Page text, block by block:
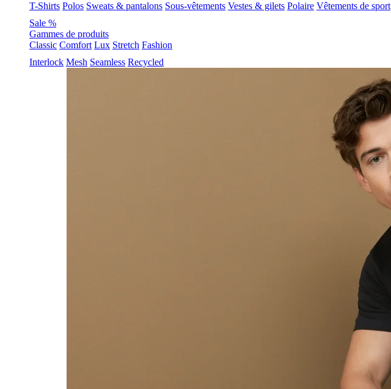
T-Shirts Polos Sweats & pantalons Sous-vêtements Vestes & gilets Polaire Vêtements de sport
Sale %
Gammes de produits
Classic Comfort Lux Stretch Fashion
Interlock Mesh Seamless Recycled